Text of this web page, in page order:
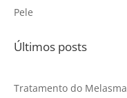
Pele
Últimos posts
Tratamento do Melasma